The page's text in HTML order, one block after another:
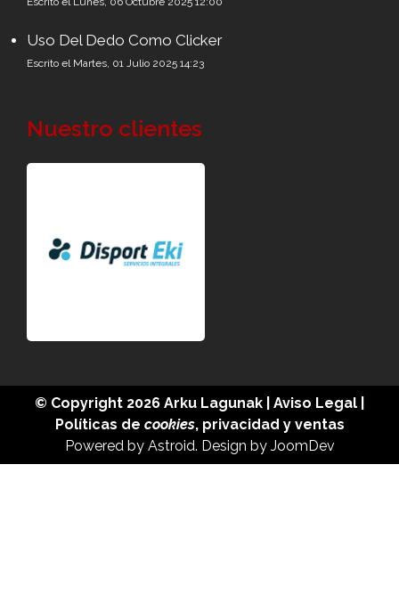
Uso Del Dedo Como Clicker
Escrito el Martes, 01 Julio 2025 14:23
Nuestro clientes
© Copyright 2026 Arku Lagunak Aviso Legal
Políticas de cookies, privacidad y ventas
Powered by Astroid. Design by JoomDev